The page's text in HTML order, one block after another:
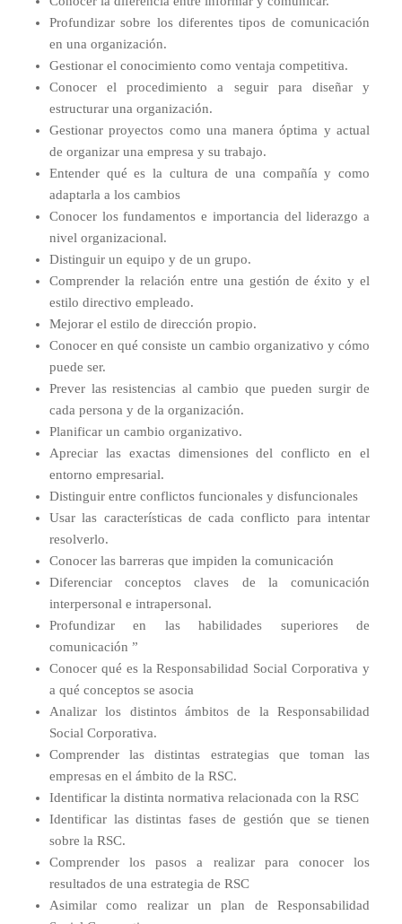
Profundizar sobre los diferentes tipos de comunicación
en una organización.
Gestionar el conocimiento como ventaja competitiva.
Conocer el procedimiento a seguir para diseñar y
estructurar una organización.
Gestionar proyectos como una manera óptima y actual
de organizar una empresa y su trabajo.
Entender qué es la cultura de una compañía y como
adaptarla a los cambios
Conocer los fundamentos e importancia del liderazgo a
nivel organizacional.
Distinguir un equipo y de un grupo.
Comprender la relación entre una gestión de éxito y el
estilo directivo empleado.
Mejorar el estilo de dirección propio.
Conocer en qué consiste un cambio organizativo y cómo
puede ser.
Prever las resistencias al cambio que pueden surgir de
cada persona y de la organización.
Planificar un cambio organizativo.
Apreciar las exactas dimensiones del conflicto en el
entorno empresarial.
Distinguir entre conflictos funcionales y disfuncionales
Usar las características de cada conflicto para intentar
resolverlo.
Conocer las barreras que impiden la comunicación
Diferenciar conceptos claves de la comunicación
interpersonal e intrapersonal.
Profundizar en las habilidades superiores de
comunicación ”
Conocer qué es la Responsabilidad Social Corporativa y
a qué conceptos se asocia
Analizar los distintos ámbitos de la Responsabilidad
Social Corporativa.
Comprender las distintas estrategias que toman las
empresas en el ámbito de la RSC.
Identificar la distinta normativa relacionada con la RSC
Identificar las distintas fases de gestión que se tienen
sobre la RSC.
Comprender los pasos a realizar para conocer los
resultados de una estrategia de RSC
Asimilar como realizar un plan de Responsabilidad